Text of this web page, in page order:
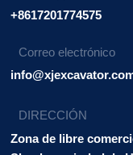
+8617201774575
Correo electrónico
DIRECCIÓN
Zona de libre